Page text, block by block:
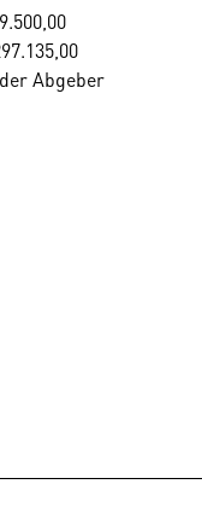
dem
tätig.
Abgeber